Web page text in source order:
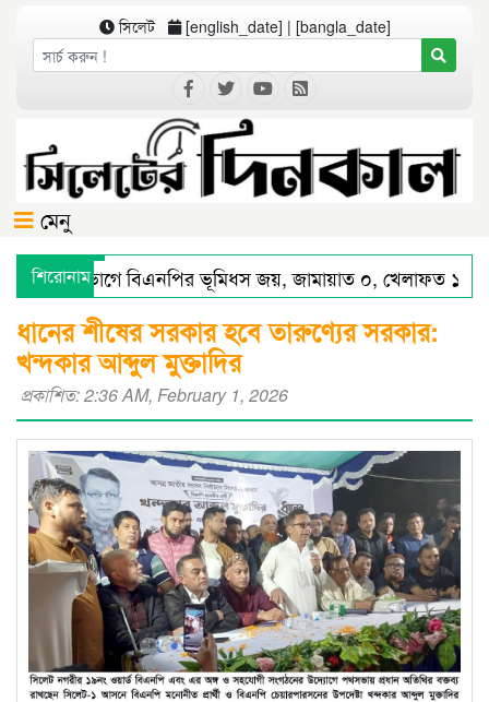
সিলেট [english_date] | [bangla_date]
মেনু
শিরোনাম
বিভাগে বিএনপির ভূমিধস জয়, জামায়াত ০, খেলাফত ১
স্মার্ট পুলিশিংয়ে আইন-শৃঙ্খলায় স্বস্তি : শ’ত দিনে কমিশনারের
ধানের শীষের সরকার হবে তারুণ্যের সরকার:
খন্দকার আব্দুল মুক্তাদির
প্রকাশিত: 2:36 AM, February 1, 2026